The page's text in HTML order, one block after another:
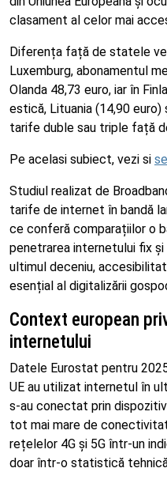
clasament al celor mai
Diferența față de statele
Luxemburg, abonamentul
Olanda 48,73 euro, iar în
estică, Lituania (14,90
tarife duble sau triple față
Pe acelasi subiect, vezi si
Studiul realizat de
tarife de internet în bandă
ce conferă comparațiilor o
penetrarea internetului fix
ultimul deceniu,
esențial al digitalizării
Context european
internetului
Datele Eurostat pentru
UE au utilizat internetul în
s-au conectat prin
tot mai mare de
rețelelor 4G și 5G într-un
doar într-o statistică